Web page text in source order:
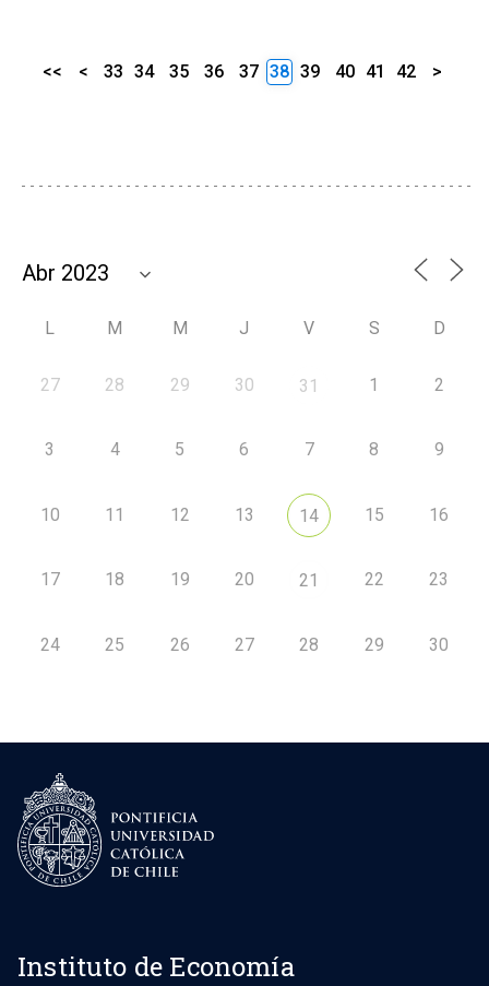
<< < 33 34 35 36 37 38 39 40 41 42 >
L M M J V S D
27 28 29 30 31 1 2
3 4 5 6 7 8 9
10 11 12 13 14 15 16
17 18 19 20 21 22 23
24 25 26 27 28 29 30
Instituto de Economía